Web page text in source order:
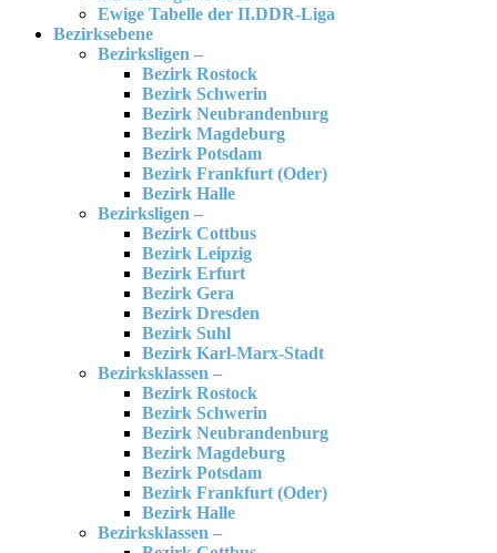
Ewige Tabelle der II.DDR-Liga
Bezirksebene
Bezirksligen –
Bezirk Rostock
Bezirk Schwerin
Bezirk Neubrandenburg
Bezirk Magdeburg
Bezirk Potsdam
Bezirk Frankfurt (Oder)
Bezirk Halle
Bezirksligen –
Bezirk Cottbus
Bezirk Leipzig
Bezirk Erfurt
Bezirk Gera
Bezirk Dresden
Bezirk Suhl
Bezirk Karl-Marx-Stadt
Bezirksklassen –
Bezirk Rostock
Bezirk Schwerin
Bezirk Neubrandenburg
Bezirk Magdeburg
Bezirk Potsdam
Bezirk Frankfurt (Oder)
Bezirk Halle
Bezirksklassen –